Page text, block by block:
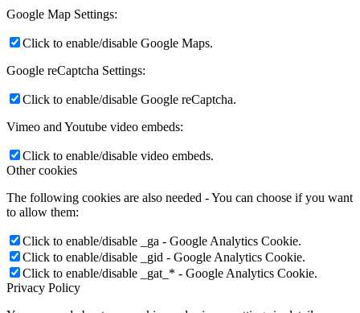
Google Map Settings:
Click to enable/disable Google Maps.
Google reCaptcha Settings:
Click to enable/disable Google reCaptcha.
Vimeo and Youtube video embeds:
Click to enable/disable video embeds.
Other cookies
The following cookies are also needed - You can choose if you want
to allow them:
Click to enable/disable _ga - Google Analytics Cookie.
Click to enable/disable _gid - Google Analytics Cookie.
Click to enable/disable _gat_* - Google Analytics Cookie.
Privacy Policy